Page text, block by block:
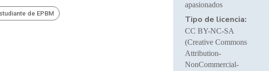
de EPBM
apasionados
Tipo de licencia:
CC BY-NC-SA
(Creative Commons
Attribution-
NonCommercial-